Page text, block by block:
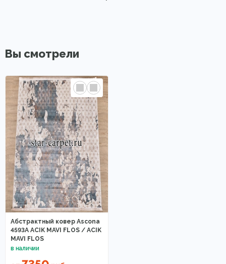
Вы смотрели
Абстрактный ковер Ascona
4593A ACIK MAVI FLOS / ACIK
MAVI FLOS